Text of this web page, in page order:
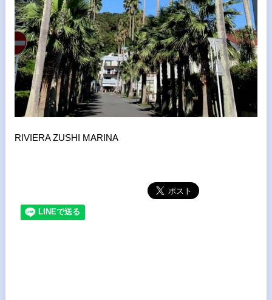
RIVIERA ZUSHI MARINA